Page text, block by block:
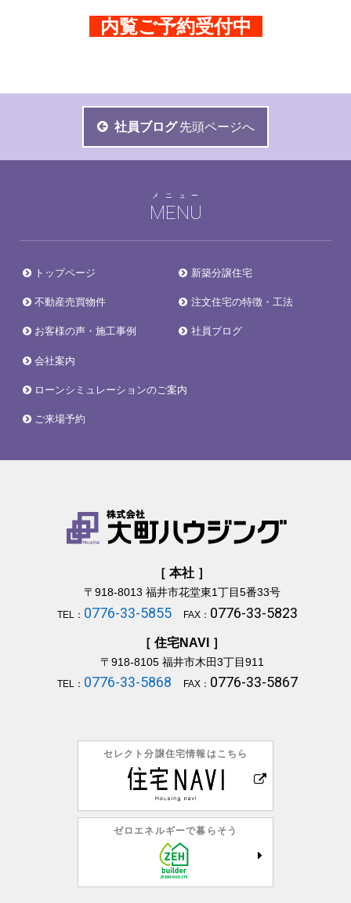
内覧ご予約受付中
社員ブログ 先頭ページへ
MENU
メニュー
トップページ 新築分譲住宅
不動産売買物件 注文住宅の特徴・工法
お客様の声・施工事例 社員ブログ
会社案内
ローンシミュレーションのご案内
ご来場予約
［ 本社 ］
〒918-8013 福井市花堂東1丁目5番33号
TEL： 0776-33-5855 FAX： 0776-33-5823
［ 住宅NAVI ］
〒918-8105福井市木田3丁目911
TEL： 0776-33-5868 FAX： 0776-33-5867
セレクト分譲住宅情報はこちら
ゼロエネルギーで暮らそう